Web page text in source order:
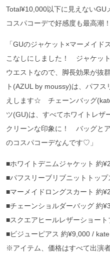
Total¥10,000以下に見えないGU
コスパコーデで好感度も最高潮！
「GUのジャケット×マーメイド
こなしにしました！ ジャケッ
ウエストなので、脚長効果が抜
ト(AZUL by moussy)は、パフ
えします☆ チェーンバッグ
ツ(GU)は、すべてホワイトレザ
クリーンな印象に！ バッグと
のコスパコーデなんです♡」
■ホワイトデニムジャケット 約
■パフスリーブリブニットトッ
■マーメイドロングスカート 約
■チェーンショルダーバッグ 約
■スクエアヒールレザーショー
■ビジューピアス 約¥9,000 /
※アイテム、価格はすべて出演